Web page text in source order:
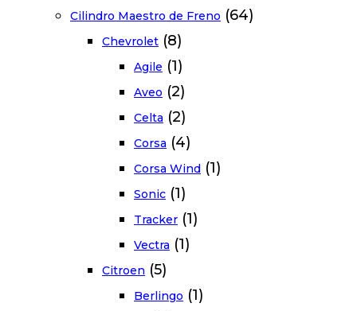
Cilindro Maestro de Freno (64)
Chevrolet (8)
Agile (1)
Aveo (2)
Celta (2)
Corsa (4)
Corsa Wind (1)
Sonic (1)
Tracker (1)
Vectra (1)
Citroen (5)
Berlingo (1)